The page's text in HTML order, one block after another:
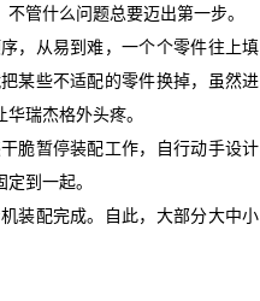
管什么问题总要迈出第一步。
，从易到难，一个个零件往上填
某些不适配的零件换掉，虽然进
瑞杰格外头疼。
脆暂停装配工作，自行动手设计
到一起。
装配完成。自此，大部分大中小